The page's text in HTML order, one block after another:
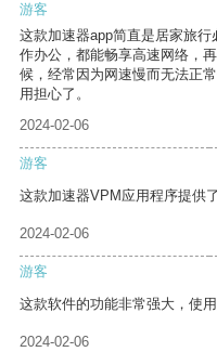
游客
这款加速器app简直是居家旅
作办公，都能畅享高速网络，
候，经常因为网速慢而无法正
用担心了。
2024-02-06
游客
这款加速器VPM应用程序提供
2024-02-06
游客
这款软件的功能非常强大，使用
2024-02-06